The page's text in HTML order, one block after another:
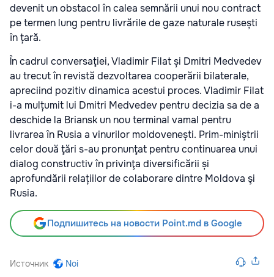
devenit un obstacol în calea semnării unui nou contract
pe termen lung pentru livrările de gaze naturale rusești
în țară.
În cadrul conversaţiei, Vladimir Filat și Dmitri Medvedev
au trecut în revistă dezvoltarea cooperării bilaterale,
apreciind pozitiv dinamica acestui proces. Vladimir Filat
i-a mulțumit lui Dmitri Medvedev pentru decizia sa de a
deschide la Briansk un nou terminal vamal pentru
livrarea în Rusia a vinurilor moldovenești. Prim-miniștrii
celor două ţări s-au pronunţat pentru continuarea unui
dialog constructiv în privinţa diversificării și
aprofundării relațiilor de colaborare dintre Moldova şi
Rusia.
Подпишитесь на новости Point.md в Google
Источник Noi